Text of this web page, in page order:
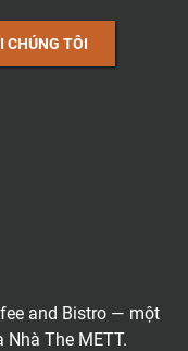
CHÚNG TÔI
and Bistro — một
The METT.